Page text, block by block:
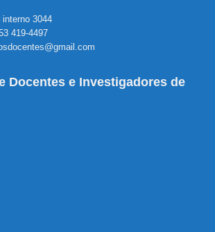
interno 3044
419-4497
Docentes e Investigadores de